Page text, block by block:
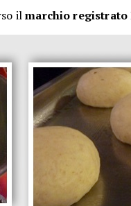
ilmarchio registrato